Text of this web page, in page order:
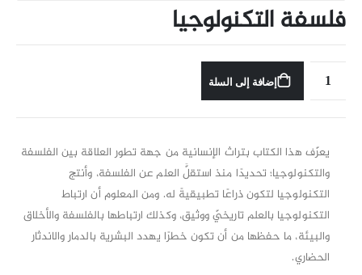
فلسفة التكنولوجيا
إضافة إلى السلة
يعرّف هذا الكتاب بتراث الإنسانية من جهة تطور العلاقة بين الفلسفة
والتكنولوجيا؛ تحديدًا منذ استقلَّ العلم عن الفلسفة، وأنتج
التكنولوجيا لتكون ذراعًا تطبيقيةً له. ومن المعلوم أن ارتباط
التكنولوجيا بالعلم تاريخيّ ووثيق، وكذلك ارتباطها بالفلسفة والأخلاق
والبيئة، ما حفظها من أن تكون خطرًا يهدد البشرية بالدمار والاندثار
الحضاري.